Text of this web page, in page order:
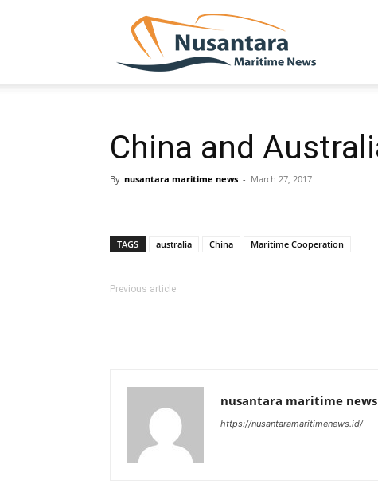
China and
By nusantara maritime news - March 27, 2017
TAGS australia China Maritime Cooperation
Previous article
nusantara maritime news
https://nusantaramaritimenews.id/